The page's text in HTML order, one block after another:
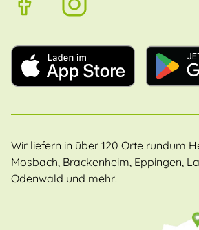
Wir liefern in über 120 Orte rundum
Mosbach, Brackenheim, Eppingen,
Odenwald und mehr!